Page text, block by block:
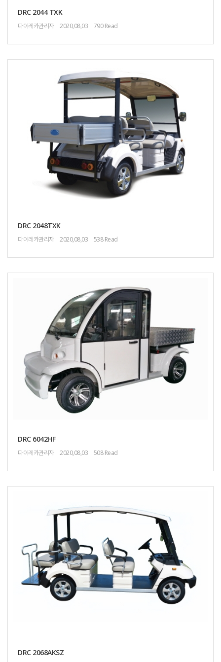
DRC 2044 TXK
다이레카관리자 2020,08,03 790 Read
DRC 2048TXK
다이레카관리자 2020,08,03 538 Read
DRC 6042HF
다이레카관리자 2020,08,03 508 Read
DRC 2068AKSZ